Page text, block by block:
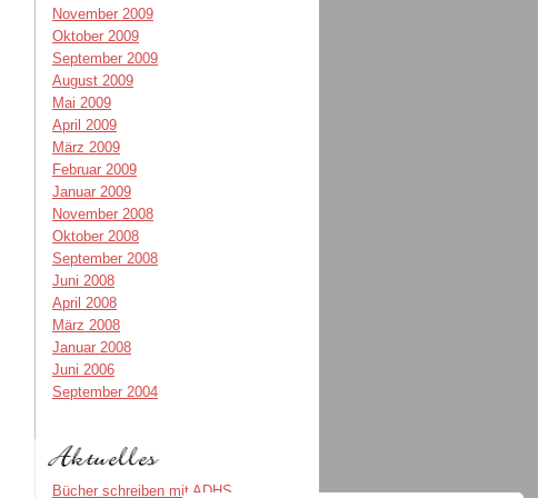
November 2009
Oktober 2009
September 2009
August 2009
Mai 2009
April 2009
März 2009
Februar 2009
Januar 2009
November 2008
Oktober 2008
September 2008
Juni 2008
April 2008
März 2008
Januar 2008
Juni 2006
September 2004
Bücher schreiben mit ADHS